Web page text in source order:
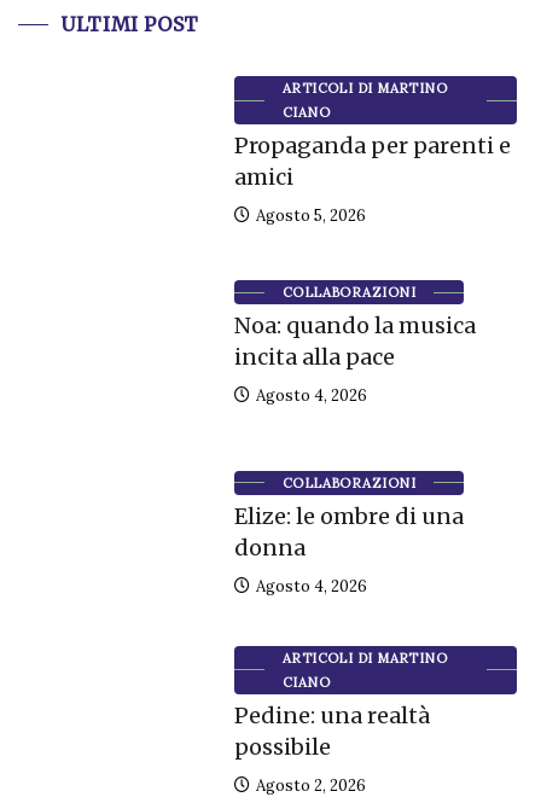
ULTIMI POST
ARTICOLI DI MARTINO
CIANO
Propaganda per parenti e
amici
Agosto 5, 2026
COLLABORAZIONI
Noa: quando la musica
incita alla pace
Agosto 4, 2026
COLLABORAZIONI
Elize: le ombre di una
donna
Agosto 4, 2026
ARTICOLI DI MARTINO
CIANO
Pedine: una realtà
possibile
Agosto 2, 2026